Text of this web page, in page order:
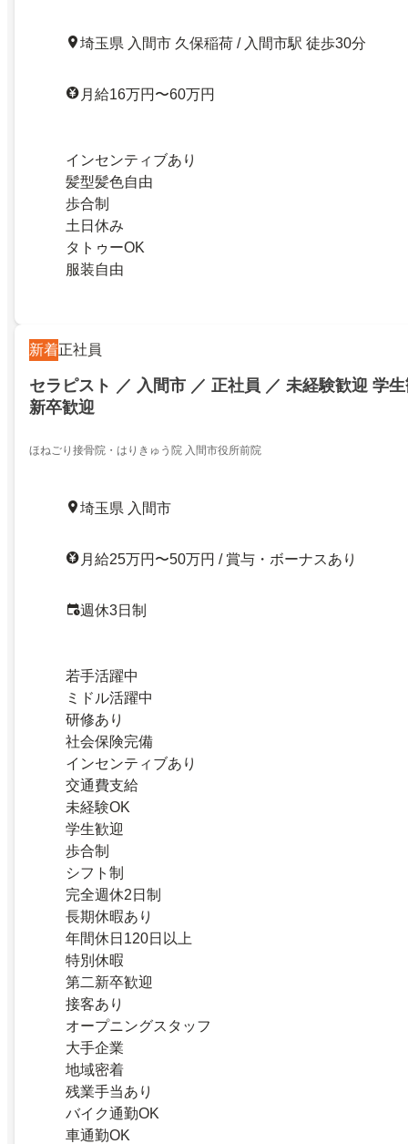
埼玉県 入間市 久保稲荷 / 入間市駅 徒歩30分
月給16万円〜60万円
インセンティブあり
髪型髪色自由
歩合制
土日休み
タトゥーOK
服装自由
新着正社員
セラピスト ／ 入間市 ／ 正社員 ／ 未経験歓迎 学
新卒歓迎
ほねごり接骨院・はりきゅう院 入間市役所前院
埼玉県 入間市
月給25万円〜50万円 / 賞与・ボーナスあり
週休3日制
若手活躍中
ミドル活躍中
研修あり
社会保険完備
インセンティブあり
交通費支給
未経験OK
学生歓迎
歩合制
シフト制
完全週休2日制
長期休暇あり
年間休日120日以上
特別休暇
第二新卒歓迎
接客あり
オープニングスタッフ
大手企業
地域密着
残業手当あり
バイク通勤OK
車通勤OK